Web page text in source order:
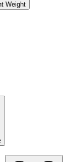
Weight